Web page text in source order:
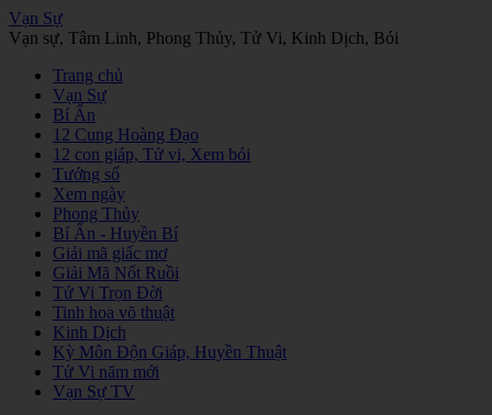
Vạn Sự
Vạn sự, Tâm Linh, Phong Thủy, Tử Vi, Kinh Dịch, Bói
Trang chủ
Vạn Sự
Bí Ẩn
12 Cung Hoàng Đạo
12 con giáp, Tử vi, Xem bói
Tướng số
Xem ngày
Phong Thủy
Bí Ẩn - Huyền Bí
Giải mã giấc mơ
Giải Mã Nốt Ruồi
Tử Vi Trọn Đời
Tinh hoa võ thuật
Kinh Dịch
Kỳ Môn Độn Giáp, Huyền Thuật
Tử Vi năm mới
Vạn Sự TV